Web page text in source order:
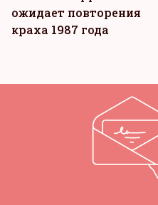
ожидает повторения
краха 1987 года